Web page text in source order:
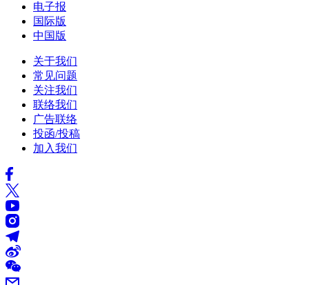
电子报
国际版
中国版
关于我们
常见问题
关注我们
联络我们
广告联络
投函/投稿
加入我们